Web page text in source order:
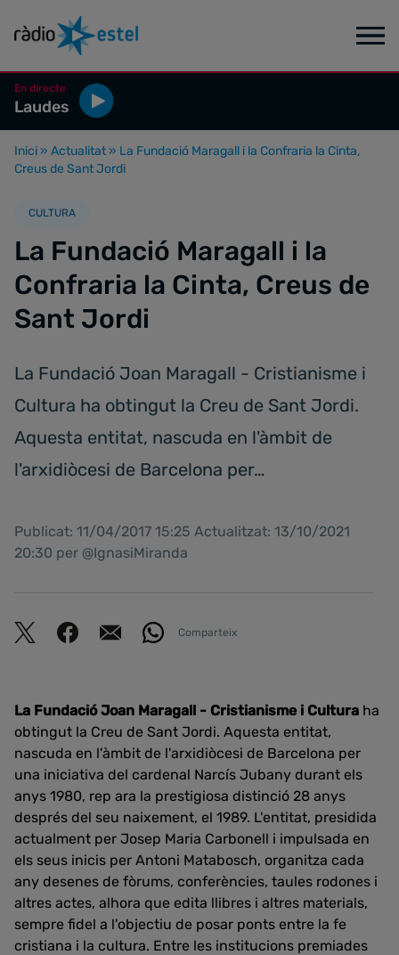
En directe
Laudes
Inici » Actualitat » La Fundació Maragall i la Confraria la Cinta,
Creus de Sant Jordi
CULTURA
La Fundació Maragall i la
Confraria la Cinta, Creus de
Sant Jordi
La Fundació Joan Maragall - Cristianisme i
Cultura ha obtingut la Creu de Sant Jordi.
Aquesta entitat, nascuda en l'àmbit de
l'arxidiòcesi de Barcelona per…
Publicat: 11/04/2017 15:25 Actualitzat: 13/10/2021
20:30 per @IgnasiMiranda
Comparteix
La Fundació Joan Maragall - Cristianisme i Cultura ha
obtingut la Creu de Sant Jordi. Aquesta entitat,
nascuda en l'àmbit de l'arxidiòcesi de Barcelona per
una iniciativa del cardenal Narcís Jubany durant els
anys 1980, rep ara la prestigiosa distinció 28 anys
després del seu naixement, el 1989. L'entitat, presidida
actualment per Josep Maria Carbonell i impulsada en
els seus inicis per Antoni Matabosch, organitza cada
any desenes de fòrums, conferències, taules rodones i
altres actes, alhora que edita llibres i altres materials,
sempre fidel a l'objectiu de posar ponts entre la fe
cristiana i la cultura. Entre les institucions premiades